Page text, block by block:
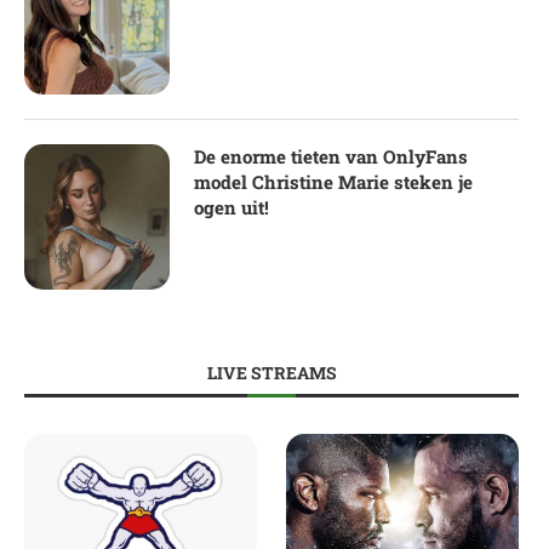
De enorme tieten van OnlyFans
model Christine Marie steken je
ogen uit!
LIVE STREAMS